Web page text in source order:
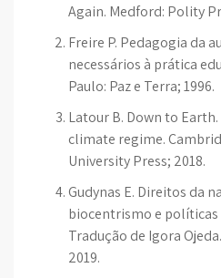
Again. Medford: Polity
Freire P. Pedagogia da
necessários à prática
Paulo: Paz e Terra; 1996.
Latour B. Down to
climate regime.
University Press; 2018.
Gudynas E. Direitos da
biocentrismo e
Tradução de Igora
2019.